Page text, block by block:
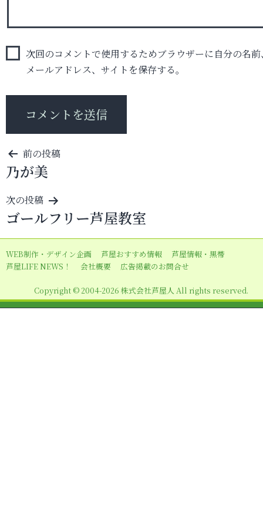
次回のコメントで使用するためブラウザーに自分の名前
メールアドレス、サイトを保存する。
投
稿
ナ
ビ
ゲ
ー
シ
ン
前の投稿
乃が美
次の投稿
ゴールフリー芦屋教室
WEB制作・デザイン企画 芦屋おすすめ情報
芦屋情報・黒帯
芦屋LIFE NEWS！
会社概要 広告掲載のお問合せ
Copyright © 2004-2026 株式会社芦屋人 All rights reserved.